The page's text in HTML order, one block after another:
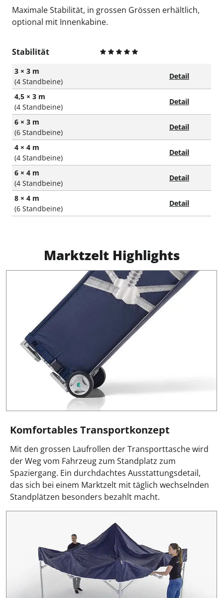
Maximale Stabilität, in grossen Grössen erhältlich,
optional mit Innenkabine.
Stabilität
3 × 3 m
(4 Standbeine)
Detail
4,5 × 3 m
(4 Standbeine)
Detail
6 × 3 m
(6 Standbeine)
Detail
4 × 4 m
(4 Standbeine)
Detail
6 × 4 m
(4 Standbeine)
Detail
8 × 4 m
(6 Standbeine)
Detail
Marktzelt Highlights
Komfortables Transportkonzept
Mit den grossen Laufrollen der Transporttasche wird
der Weg vom Fahrzeug zum Standplatz zum
Spaziergang. Ein durchdachtes Ausstattungsdetail,
das sich bei einem Marktzelt mit täglich wechselnden
Standplätzen besonders bezahlt macht.